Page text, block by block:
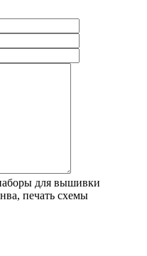
для вышивки
печать схемы